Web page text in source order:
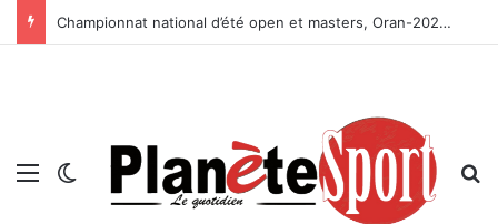
Championnat national d’été open et masters, Oran-2026 — Le CRB s’adjuge le titre
Menu Switch skin